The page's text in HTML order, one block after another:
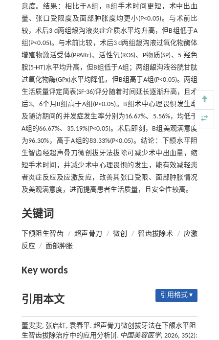
意度。结果：相比于A组，B组手术时间更短，术中出血
量、张口受限度及面部肿胀度均更小(P<0.05)。与术前比
较，术后3 d两组龈沟液炎症介质水平均升高，但B组低于A
组(P<0.05)。与术前比较，术后3 d两组龈沟液过氧化物酶体
增殖物激活受体(PPARr)、活性氧(ROS)、P物质(SP)、5-羟色
胺(5-HT)水平均升高，但B组低于A组；两组龈沟液谷胱甘肽
过氧化物酶(GPx)水平均降低，但B组高于A组(P<0.05)。两组
生活质量评定简表(SF-36)评分随着时间延长逐渐升高，且术
后3、6个月B组高于A组(P<0.05)。B组术中心理畏惧发生率
及随访期间的并发症发生率分别为16.67%、5.56%，均低于
A组的66.67%、35.19%(P<0.05)。术后即刻，B组美观满意度
为96.30%，高于A组的83.33%(P<0.05)。结论：下颌水平阻
生智齿经超声骨刀微创拔牙法拔除可减少术中出血量，缩
短手术时间，并减少术中心理畏惧的发生，能有效减轻患
者炎症反应及应激反应，改善其张口受限、面部肿胀情况
及美观满意度，进而提高患者生活质量，且安全性较高。
关键词
下颌阻生智齿 / 超声骨刀 / 微创 / 智齿拔除术 / 应激
反应 / 面部肿胀
Key words
引用本文 引用格式 ▾
董雯雯, 张启红, 袁春平. 超声骨刀微创拔牙法在下颌水平阻
生智齿拔除治疗中的应用分析[J]. 中国美容医学, 2026, 35(2):